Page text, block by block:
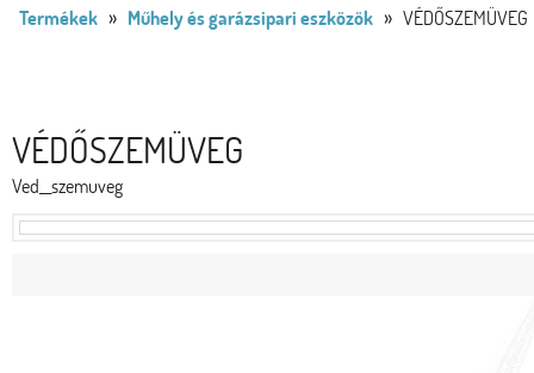
Termékek » Műhely és garázsipari eszközök » VÉDŐSZEMÜVEG
VÉDŐSZEMÜVEG
Ved__szemuveg